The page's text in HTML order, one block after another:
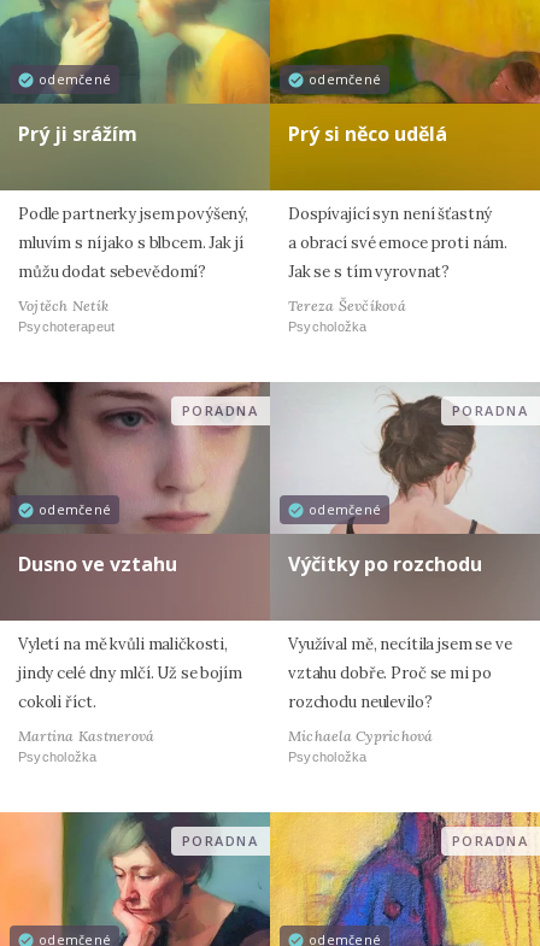
odemčené
Prý ji srážím
Podle partnerky jsem povýšený,
mluvím s ní jako s blbcem. Jak jí
můžu dodat sebevědomí?
Vojtěch Netík
Psychoterapeut
odemčené
Prý si něco udělá
Dospívající syn není šťastný
a obrací své emoce proti nám.
Jak se s tím vyrovnat?
Tereza Ševčíková
Psycholožka
odemčené
PORADNA
Dusno ve vztahu
Vyletí na mě kvůli maličkosti,
jindy celé dny mlčí. Už se bojím
cokoli říct.
Martina Kastnerová
Psycholožka
odemčené
PORADNA
Výčitky po rozchodu
Využíval mě, necítila jsem se ve
vztahu dobře. Proč se mi po
rozchodu neulevilo?
Michaela Cyprichová
Psycholožka
odemčené
PORADNA
odemčené
PORADNA